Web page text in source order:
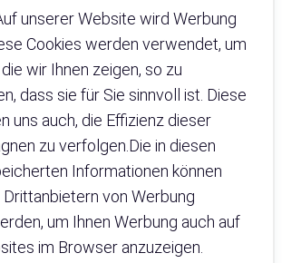
unserer Website wird Werbung
Cookies werden verwendet, um
wir Ihnen zeigen, so zu
dass sie für Sie sinnvoll ist. Diese
uns auch, die Effizienz dieser
zu verfolgen.Die in diesen
Informationen können
Drittanbietern von Werbung
um Ihnen Werbung auch auf
im Browser anzuzeigen.